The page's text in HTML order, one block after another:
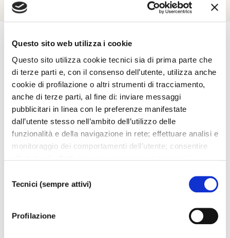
Questo sito web utilizza i cookie
Questo sito utilizza cookie tecnici sia di prima parte che
di terze parti e, con il consenso dell’utente, utilizza anche
cookie di profilazione o altri strumenti di tracciamento,
anche di terze parti, al fine di: inviare messaggi
pubblicitari in linea con le preferenze manifestate
dall’utente stesso nell’ambito dell’utilizzo delle
funzionalità e della navigazione in rete; effettuare analisi e
monitoraggio dei comportamenti dell’utente; consentire
TUTTI”, l’utente acconsente all’uso di tutti i cookie non
tecnici, inclusi quindi quelli di profilazione, analitici e
social. Il consenso è facoltativo e può essere revocato in
qualsiasi momento. Se l’utente desidera modificare le
delTecnici (sempre attivi)
Profilazione
Esplora
Ti potrebbero interessare..